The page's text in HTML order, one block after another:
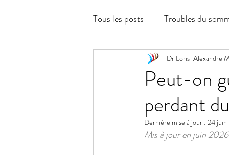
Tous les posts Troubles du
Sommeil & santé mentale
Peut-on
perdant
Dr Loris-Alexandre
Dernière mise à jour : 24 juin
Mis à jour en juin 2026